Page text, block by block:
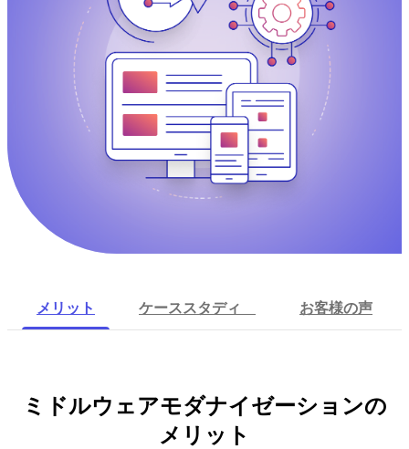
メリット ケーススタディ お客様の声
ミドルウェアモダナイゼーションの
メリット